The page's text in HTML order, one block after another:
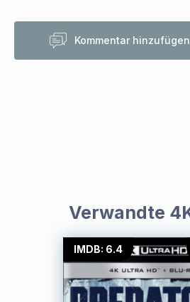
Kommentar hinzufügen
Verwandte
IMDB: 6.4